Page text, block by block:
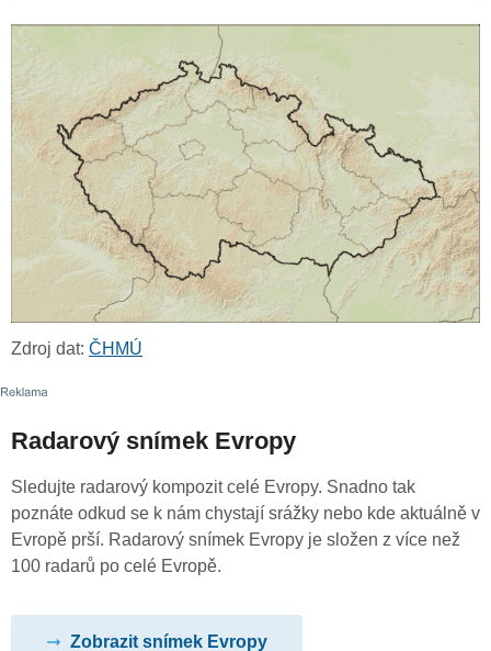
Zdroj dat: ČHMÚ
Radarový snímek Evropy
Sledujte radarový kompozit celé Evropy. Snadno tak
poznáte odkud se k nám chystají srážky nebo kde aktuálně v
Evropě prší. Radarový snímek Evropy je složen z více než
100 radarů po celé Evropě.
Zobrazit snímek Evropy